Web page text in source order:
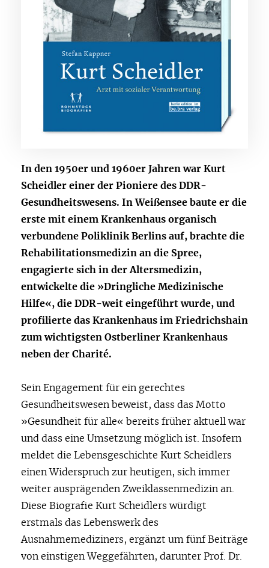
In den 1950er und 1960er Jahren war Kurt
Scheidler einer der Pioniere des DDR-
Gesundheitswesens. In Weißensee baute er die
erste mit einem Krankenhaus organisch
verbundene Poliklinik Berlins auf, brachte die
Rehabilitationsmedizin an die Spree,
engagierte sich in der Altersmedizin,
entwickelte die »Dringliche Medizinische
Hilfe«, die DDR-weit eingeführt wurde, und
profilierte das Krankenhaus im Friedrichshain
zum wichtigsten Ostberliner Krankenhaus
neben der Charité.
Sein Engagement für ein gerechtes
Gesundheitswesen beweist, dass das Motto
»Gesundheit für alle« bereits früher aktuell war
und dass eine Umsetzung möglich ist. Insofern
meldet die Lebensgeschichte Kurt Scheidlers
einen Widerspruch zur heutigen, sich immer
weiter ausprägenden Zweiklassenmedizin an.
Diese Biografie Kurt Scheidlers würdigt
erstmals das Lebenswerk des
Ausnahmemediziners, ergänzt um fünf Beiträge
von einstigen Weggefährten, darunter Prof. Dr.